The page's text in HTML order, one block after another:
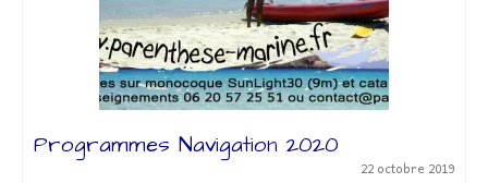
Programmes Navigation 2020
22 octobre 2019